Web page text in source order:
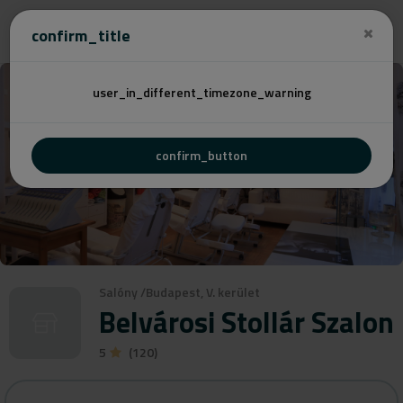
confirm_title
user_in_different_timezone_warning
confirm_button
Salóny /Budapest, V. kerület
Belvárosi Stollár Szalon
5 (120)